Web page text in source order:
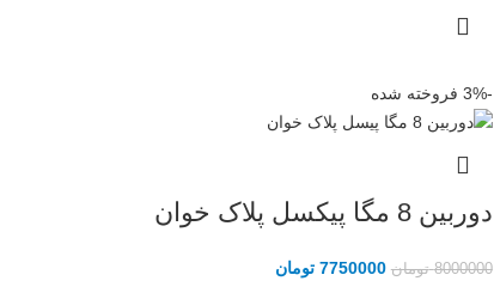
-3% فروخته شده
دوربین 8 مگا پیکسل پلاک خوان
8000000 تومان 7750000 تومان